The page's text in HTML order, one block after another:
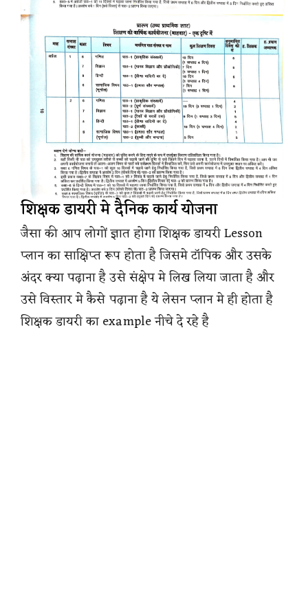
शिक्षक डायरी मे दैनिक कार्य योजना
जैसा की आप लोगों ज्ञात होगा शिक्षक डायरी Lesson
प्लान का साक्षिप्त रूप होता है जिसमे टॉपिक और उसके
अंदर क्या पढ़ाना है उसे संक्षेप मे लिख लिया जाता है और
उसे विस्तार मे कैसे पढ़ाना है ये लेसन प्लान मे ही होता है
शिक्षक डायरी का example नीचे दे रहे है